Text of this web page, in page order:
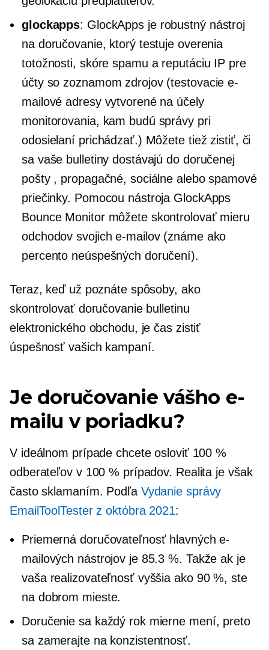
glockapps: GlockApps je robustný nástroj
na doručovanie, ktorý testuje overenia
totožnosti, skóre spamu a reputáciu IP pre
účty so zoznamom zdrojov (testovacie e-
mailové adresy vytvorené na účely
monitorovania, kam budú správy pri
odosielaní prichádzať.) Môžete tiež zistiť, či
sa vaše bulletiny dostávajú do doručenej
pošty , propagačné, sociálne alebo spamové
priečinky. Pomocou nástroja GlockApps
Bounce Monitor môžete skontrolovať mieru
odchodov svojich e-mailov (známe ako
percento neúspešných doručení).
Teraz, keď už poznáte spôsoby, ako
skontrolovať doručovanie bulletinu
elektronického obchodu, je čas zistiť
úspešnosť vašich kampaní.
Je doručovanie vášho e-
mailu v poriadku?
V ideálnom prípade chcete osloviť 100 %
odberateľov v 100 % prípadov. Realita je však
často sklamaním. Podľa Vydanie správy
EmailToolTester z októbra 2021:
Priemerná doručovateľnosť hlavných e-
mailových nástrojov je 85.3 %. Takže ak je
vaša realizovateľnosť vyššia ako 90 %, ste
na dobrom mieste.
Doručenie sa každý rok mierne mení, preto
sa zamerajte na konzistentnosť.